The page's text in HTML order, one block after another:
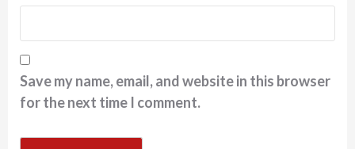
Save my name, email, and website in this browser
for the next time I comment.